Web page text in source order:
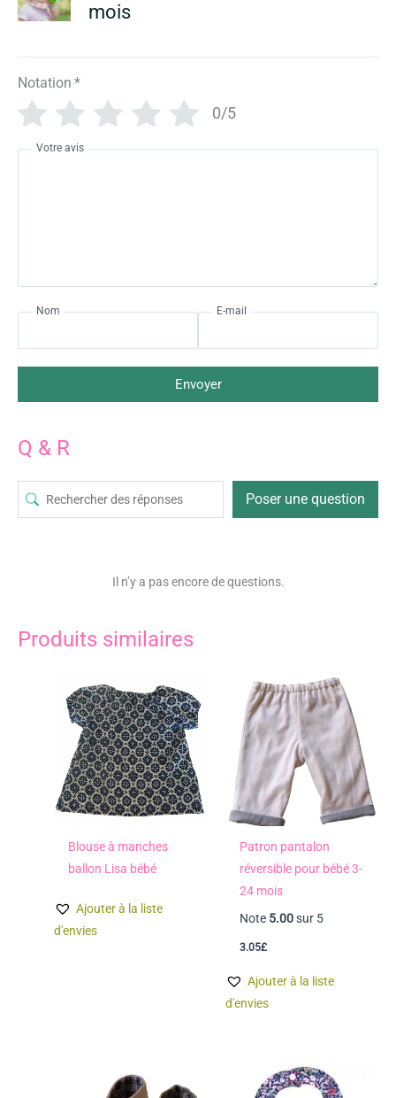
mois
Notation *
0/5
Votre avis
Nom E-mail
Envoyer
Q & R
Poser une question
Il n’y a pas encore de questions.
Produits similaires
Blouse à manches
ballon Lisa bébé
Ajouter à la liste
d'envies
Patron pantalon
réversible pour bébé 3-
24 mois
Note 5.00sur 5
3.05£
Ajouter à la liste
d'envies